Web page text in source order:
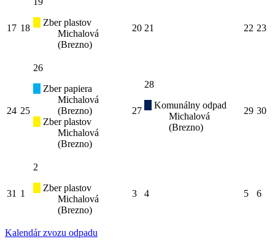
17 18
Zber plastov
Michalová
(Brezno)
20 21 22 23
24 25
26
Zber papiera
Michalová
(Brezno)
Zber plastov
Michalová
(Brezno)
27
28
Komunálny odpad
Michalová
(Brezno)
29 30
31 1
2
Zber plastov
Michalová
(Brezno)
3 4 5 6
Kalendár zvozu odpadu